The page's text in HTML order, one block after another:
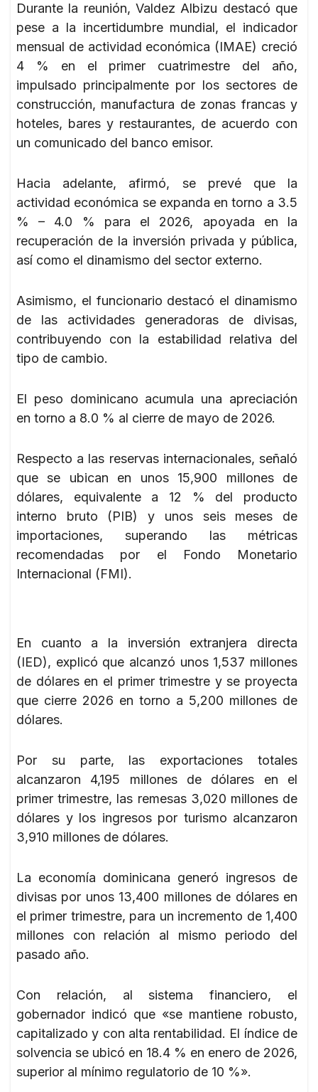
Durante la reunión, Valdez Albizu destacó que
pese a la incertidumbre mundial, el indicador
mensual de actividad económica (IMAE) creció
4 % en el primer cuatrimestre del año,
impulsado principalmente por los sectores de
construcción, manufactura de zonas francas y
hoteles, bares y restaurantes, de acuerdo con
un comunicado del banco emisor.
Hacia adelante, afirmó, se prevé que la
actividad económica se expanda en torno a 3.5
% – 4.0 % para el 2026, apoyada en la
recuperación de la inversión privada y pública,
así como el dinamismo del sector externo.
Asimismo, el funcionario destacó el dinamismo
de las actividades generadoras de divisas,
contribuyendo con la estabilidad relativa del
tipo de cambio.
El peso dominicano acumula una apreciación
en torno a 8.0 % al cierre de mayo de 2026.
Respecto a las reservas internacionales, señaló
que se ubican en unos 15,900 millones de
dólares, equivalente a 12 % del producto
interno bruto (PIB) y unos seis meses de
importaciones, superando las métricas
recomendadas por el Fondo Monetario
Internacional (FMI).
En cuanto a la inversión extranjera directa
(IED), explicó que alcanzó unos 1,537 millones
de dólares en el primer trimestre y se proyecta
que cierre 2026 en torno a 5,200 millones de
dólares.
Por su parte, las exportaciones totales
alcanzaron 4,195 millones de dólares en el
primer trimestre, las remesas 3,020 millones de
dólares y los ingresos por turismo alcanzaron
3,910 millones de dólares.
La economía dominicana generó ingresos de
divisas por unos 13,400 millones de dólares en
el primer trimestre, para un incremento de 1,400
millones con relación al mismo periodo del
pasado año.
Con relación, al sistema financiero, el
gobernador indicó que «se mantiene robusto,
capitalizado y con alta rentabilidad. El índice de
solvencia se ubicó en 18.4 % en enero de 2026,
superior al mínimo regulatorio de 10 %».